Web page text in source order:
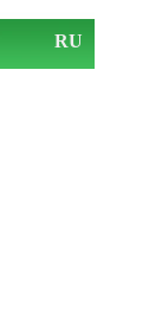
RU